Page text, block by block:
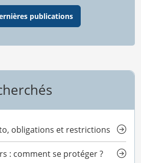
publications
obligations et restrictions
: comment se protéger ?